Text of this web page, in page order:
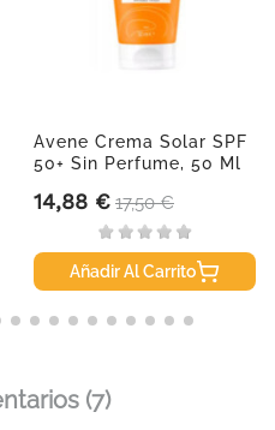
Avene Crema Solar SPF
50+ Sin Perfume, 50 Ml
Precio
14,88 € Precio base
17,50 €
Añadir Al Carrito
(7)